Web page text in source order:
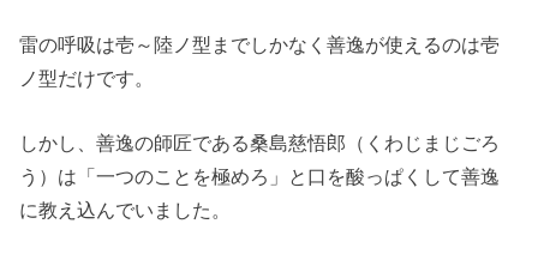
雷の呼吸は壱～陸ノ型までしかなく善逸が使えるのは壱
ノ型だけです。
しかし、善逸の師匠である桑島慈悟郎（くわじまじごろ
う）は「一つのことを極めろ」と口を酸っぱくして善逸
に教え込んでいました。